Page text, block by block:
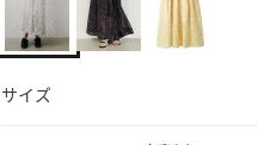
サイズ